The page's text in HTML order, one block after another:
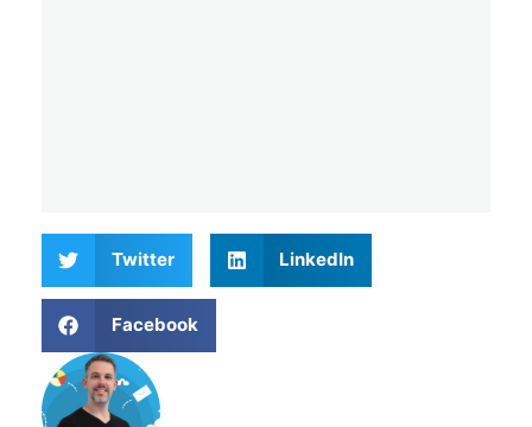
Twitter LinkedIn
Facebook